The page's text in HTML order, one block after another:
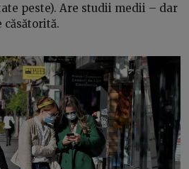
peste). Are studii medii – dar
căsătorită.